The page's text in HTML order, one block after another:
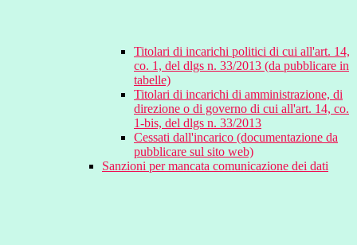
Titolari di incarichi politici di cui all'art. 14,
co. 1, del dlgs n. 33/2013 (da pubblicare in
tabelle)
Titolari di incarichi di amministrazione, di
direzione o di governo di cui all'art. 14, co.
1-bis, del dlgs n. 33/2013
Cessati dall'incarico (documentazione da
pubblicare sul sito web)
Sanzioni per mancata comunicazione dei dati